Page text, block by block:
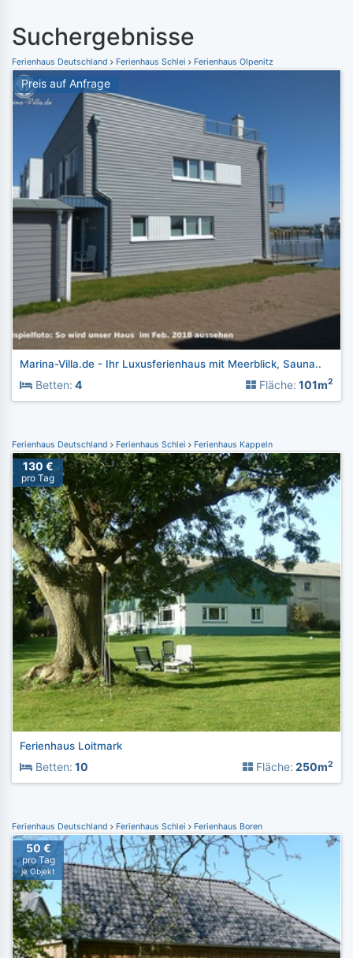
Suchergebnisse
Ferienhaus Deutschland Ferienhaus Schlei Ferienhaus Olpenitz
Preis auf Anfrage
Marina-Villa.de - Ihr Luxusferienhaus mit Meerblick, Sauna..
Betten: 4 Fläche: 101m2
Ferienhaus Deutschland Ferienhaus Schlei Ferienhaus Kappeln
130 €
pro Tag
Ferienhaus Loitmark
Betten: 10 Fläche: 250m2
Ferienhaus Deutschland Ferienhaus Schlei Ferienhaus Boren
50 €
pro Tag
je Objekt